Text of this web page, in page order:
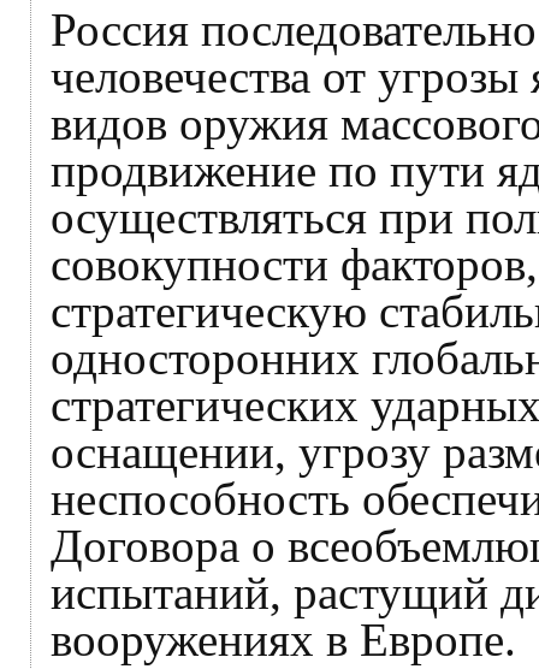
Россия
человечества от
видов оружия
продвижение по пути
осуществляться при
совокупности
стратегическую
односторонних
стратегических
оснащении, угрозу
неспособность
Договора о
испытаний, растущий
вооружениях в Европе.